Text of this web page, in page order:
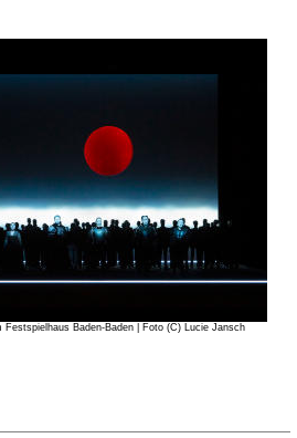
Festspielhaus Baden-Baden | Foto (C) Lucie Jansch